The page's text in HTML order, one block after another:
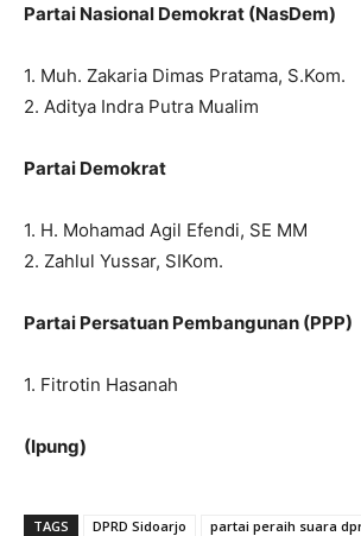
Partai Nasional Demokrat (NasDem)
1. Muh. Zakaria Dimas Pratama, S.Kom.
2. Aditya Indra Putra Mualim
Partai Demokrat
1. H. Mohamad Agil Efendi, SE MM
2. Zahlul Yussar, SIKom.
Partai Persatuan Pembangunan (PPP)
1. Fitrotin Hasanah
(Ipung)
TAGS DPRD Sidoarjo
partai peraih suara